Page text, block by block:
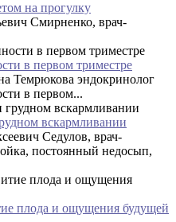
на прогулку
Смирненко, врач-
в первом триместре
Темрюкова эндокринолог
в первом...
вскармливании
Седулов, врач-
постоянный недосып,
плода и ощущения будущей